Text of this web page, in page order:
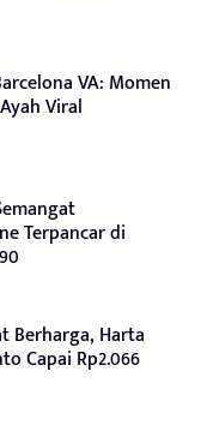
VA: Momen
Viral
Terpancar di
Berharga, Harta
Capai Rp2.066